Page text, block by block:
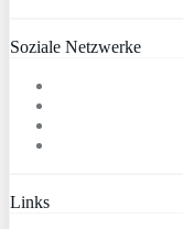
Soziale Netzwerke
Links